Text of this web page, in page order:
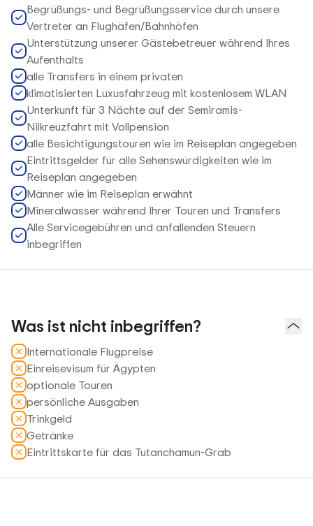
Begrüßungs- und Begrüßungsservice durch unsere
Vertreter an Flughäfen/Bahnhöfen
Unterstützung unserer Gästebetreuer während Ihres
Aufenthalts
alle Transfers in einem privaten
klimatisierten Luxusfahrzeug mit kostenlosem WLAN
Unterkunft für 3 Nächte auf der Semiramis-
Nilkreuzfahrt mit Vollpension
alle Besichtigungstouren wie im Reiseplan angegeben
Eintrittsgelder für alle Sehenswürdigkeiten wie im
Reiseplan angegeben
Männer wie im Reiseplan erwähnt
Mineralwasser während Ihrer Touren und Transfers
Alle Servicegebühren und anfallenden Steuern
inbegriffen
Was ist nicht inbegriffen?
Internationale Flugpreise
Einreisevisum für Ägypten
optionale Touren
persönliche Ausgaben
Trinkgeld
Getränke
Eintrittskarte für das Tutanchamun-Grab